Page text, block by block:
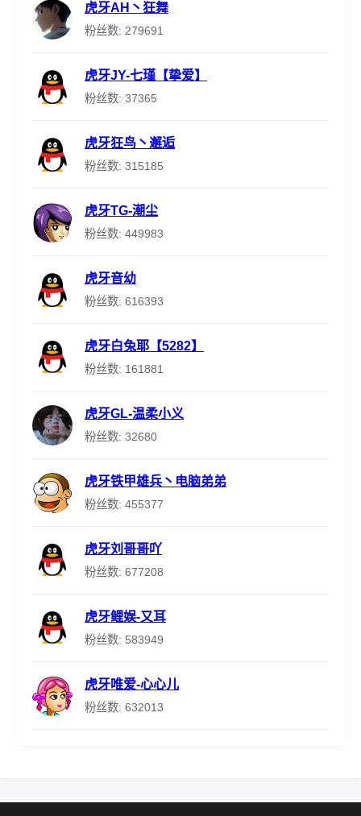
虎牙AH丶狂舞
粉丝数: 279691
虎牙JY-七瑾【挚爱】
粉丝数: 37365
虎牙狂鸟丶邂逅
粉丝数: 315185
虎牙TG-潮尘
粉丝数: 449983
虎牙音幼
粉丝数: 616393
虎牙白兔耶【5282】
粉丝数: 161881
虎牙GL-温柔小义
粉丝数: 32680
虎牙铁甲雄兵丶电脑弟弟
粉丝数: 455377
虎牙刘哥哥吖
粉丝数: 677208
虎牙鲤娱-又耳
粉丝数: 583949
虎牙唯爱-心心儿
粉丝数: 632013